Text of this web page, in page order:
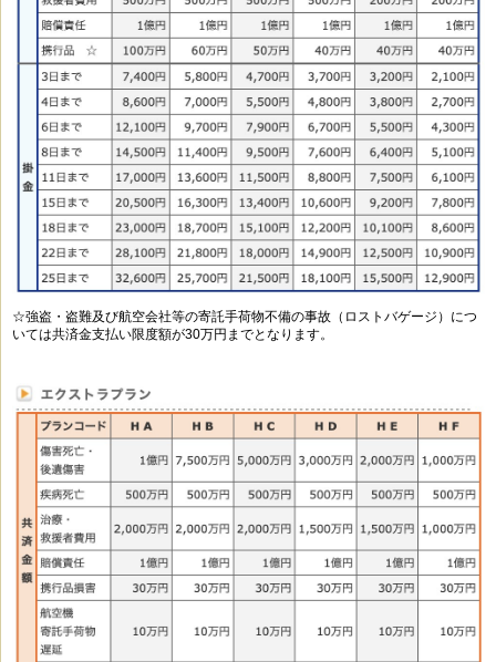
☆強盗・盗難及び航空会社等の寄託手荷物不備の事故（ロストバゲージ）につ
いては共済金支払い限度額が30万円までとなります。